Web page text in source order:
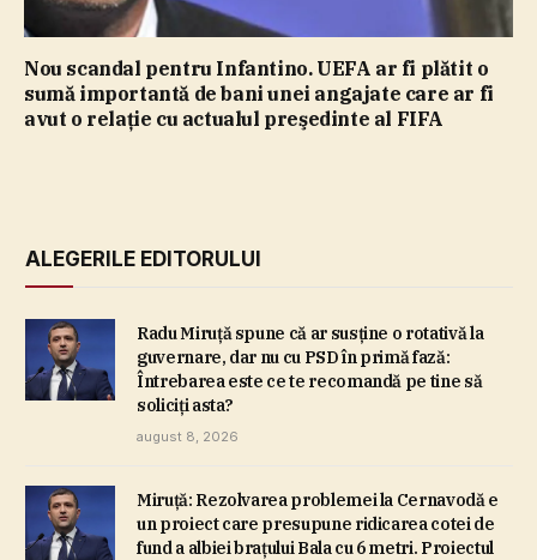
Nou scandal pentru Infantino. UEFA ar fi plătit o
sumă importantă de bani unei angajate care ar fi
avut o relaţie cu actualul preşedinte al FIFA
ALEGERILE EDITORULUI
Radu Miruţă spune că ar susţine o rotativă la
guvernare, dar nu cu PSD în primă fază:
Întrebarea este ce te recomandă pe tine să
soliciţi asta?
august 8, 2026
Miruţă: Rezolvarea problemei la Cernavodă e
un proiect care presupune ridicarea cotei de
fund a albiei braţului Bala cu 6 metri. Proiectul